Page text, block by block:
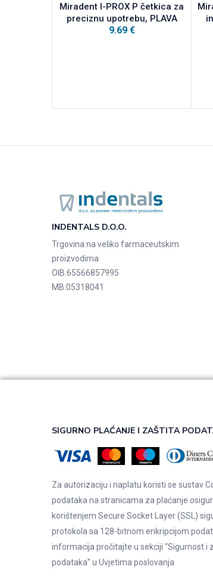
Miradent I-PROX P četkica za
preciznu upotrebu, PLAVA
9.69 €
INDENTALS D.O.O.
Trgovina na veliko farmaceutskim
proizvodima
OIB:65566857995
MB:05318041
SIGURNO PLAĆANJE I ZAŠTITA
Za autorizaciju i naplatu koristi se sustav
podataka na stranicama za plaćanje
korištenjem Secure Socket Layer (SSL)
protokola sa 128-bitnom enkripcijom
informacija pročitajte u sekciji “Sigurnost i
podataka” u Uvjetima poslovanja